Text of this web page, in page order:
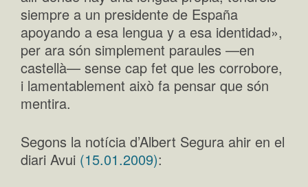
siempre a un presidente de España
apoyando a esa lengua y a esa identidad»,
per ara són simplement paraules —en
castellà— sense cap fet que les corrobore,
i lamentablement això fa pensar que són
mentira.
Segons la notícia d’Albert Segura ahir en el
diari Avui (15.01.2009):